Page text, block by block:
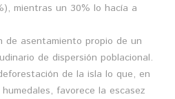
mientras un 30% lo hacía a
de asentamiento propio de un
de dispersión poblacional.
de la isla lo que, en
favorece la escasez